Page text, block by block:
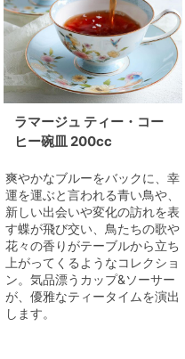
ラマージュ ティー・コー
ヒー碗皿 200cc
爽やかなブルーをバックに、幸
運を運ぶと言われる青い鳥や、
新しい出会いや変化の訪れを表
す蝶が飛び交い、鳥たちの歌や
花々の香りがテーブルから立ち
上がってくるようなコレクショ
ン。気品漂うカップ&ソーサー
が、優雅なティータイムを演出
します。